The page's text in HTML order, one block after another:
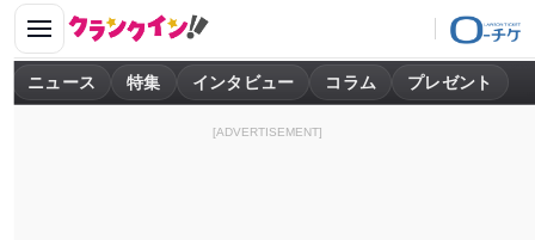
ニュース 特集 インタビュー コラム プレゼント
[ADVERTISEMENT]